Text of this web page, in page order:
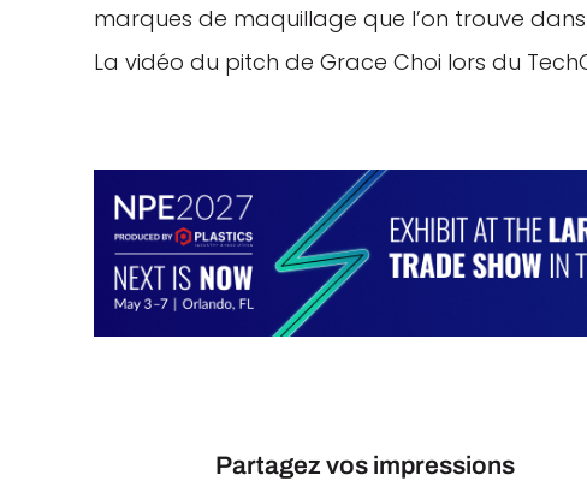
marques de maquillage que l’on trouve
La vidéo du pitch de Grace Choi lors du
Partagez vos impressions